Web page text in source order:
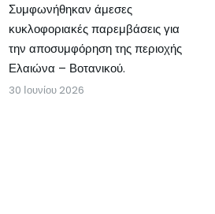
Συμφωνήθηκαν άμεσες
κυκλοφοριακές παρεμβάσεις για
την αποσυμφόρηση της περιοχής
Ελαιώνα – Βοτανικού.
30 Ιουνίου 2026